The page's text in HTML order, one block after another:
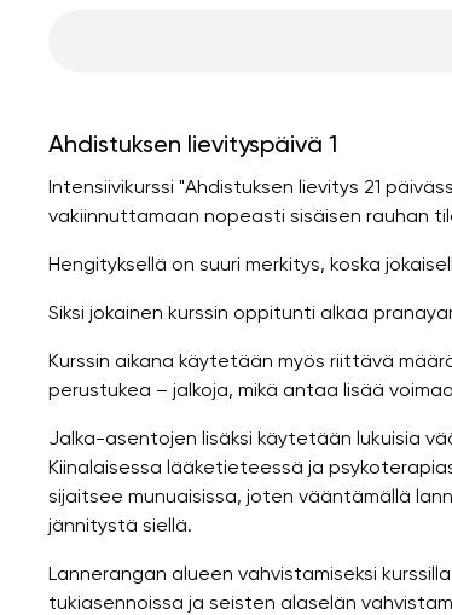
Ahdistuksen lievityspäivä 1
Intensiivikurssi "Ahdistuksen lievitys 21
vakiinnuttamaan nopeasti sisäisen rauhan
Hengityksellä on suuri merkitys, koska
Siksi jokainen kurssin oppitunti alkaa
Kurssin aikana käytetään myös riittävä
perustukea – jalkoja, mikä antaa lisää
Jalka-asentojen lisäksi käytetään lukuisia
Kiinalaisessa lääketieteessä ja
sijaitsee munuaisissa, joten vääntämällä
jännitystä siellä.
Lannerangan alueen vahvistamiseksi
tukiasennoissa ja seisten alaselän